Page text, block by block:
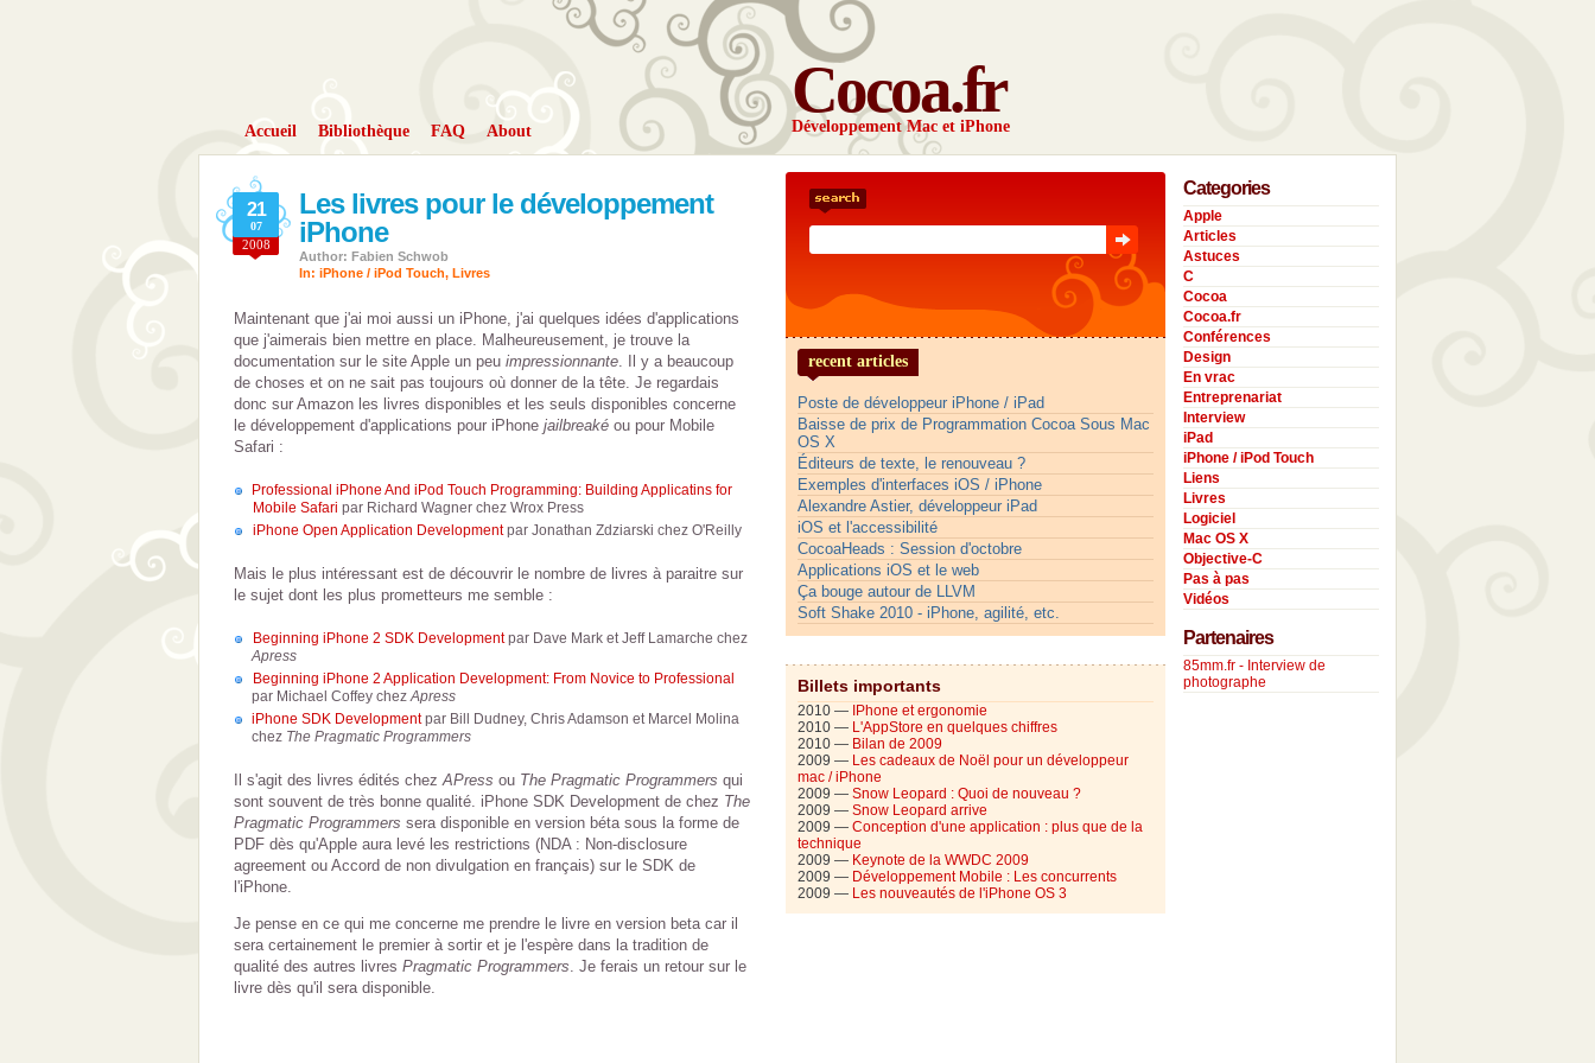
Cocoa.fr
Développement Mac et iPhone
Accueil Bibliothèque FAQ About
Les livres pour le développement
iPhone
21
07
2008
Author: Fabien Schwob
In: iPhone / iPod Touch, Livres
Maintenant que j'ai moi aussi un iPhone, j'ai quelques idées d'applications
que j'aimerais bien mettre en place. Malheureusement, je trouve la
documentation sur le site Apple un peu impressionnante. Il y a beaucoup
de choses et on ne sait pas toujours où donner de la tête. Je regardais
donc sur Amazon les livres disponibles et les seuls disponibles concerne
le développement d'applications pour iPhone jailbreaké ou pour Mobile
Safari :
Professional iPhone And iPod Touch Programming: Building Applicatins for
Mobile Safari par Richard Wagner chez Wrox Press
iPhone Open Application Developmentpar Jonathan Zdziarski chez O'Reilly
Mais le plus intéressant est de découvrir le nombre de livres à paraitre sur
le sujet dont les plus prometteurs me semble :
Beginning iPhone 2 SDK Developmentpar Dave Mark et Jeff Lamarche chez
Apress
Beginning iPhone 2 Application Development: From Novice to Professional
par Michael Coffey chezApress
iPhone SDK Developmentpar Bill Dudney, Chris Adamson et Marcel Molina
chez The Pragmatic Programmers
Il s'agit des livres édités chezAPress ou The Pragmatic Programmers qui
sont souvent de très bonne qualité. iPhone SDK Development de chez The
Pragmatic Programmers sera disponible en version béta sous la forme de
PDF dès qu'Apple aura levé les restrictions (NDA : Non-disclosure
agreement ou Accord de non divulgation en français) sur le SDK de
l'iPhone.
Je pense en ce qui me concerne me prendre le livre en version beta car il
sera certainement le premier à sortir et je l'espère dans la tradition de
qualité des autres livres Pragmatic Programmers. Je ferais un retour sur le
livre dès qu'il sera disponible.
recent articles
Poste de développeur iPhone / iPad
Baisse de prix de Programmation Cocoa Sous Mac
OS X
Éditeurs de texte, le renouveau ?
Exemples d'interfaces iOS / iPhone
Alexandre Astier, développeur iPad
iOS et l'accessibilité
CocoaHeads : Session d'octobre
Applications iOS et le web
Ça bouge autour de LLVM
Soft Shake 2010 - iPhone, agilité, etc.
Billets importants
2010 — IPhone et ergonomie
2010 — L'AppStore en quelques chiffres
2010 — Bilan de 2009
2009 — Les cadeaux de Noël pour un développeur
mac / iPhone
2009 — Snow Leopard : Quoi de nouveau ?
2009 — Snow Leopard arrive
2009 — Conception d'une application : plus que de la
technique
2009 — Keynote de la WWDC 2009
2009 — Développement Mobile : Les concurrents
2009 — Les nouveautés de l'iPhone OS 3
Categories
Apple
Articles
Astuces
C
Cocoa
Cocoa.fr
Conférences
Design
En vrac
Entreprenariat
Interview
iPad
iPhone / iPod Touch
Liens
Livres
Logiciel
Mac OS X
Objective-C
Pas à pas
Vidéos
Partenaires
85mm.fr - Interview de
photographe